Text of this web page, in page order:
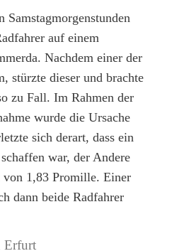
Samstagmorgenstunden
auf einem
Nachdem einer der
stürzte dieser und brachte
zu Fall. Im Rahmen der
wurde die Ursache
sich derart, dass ein
war, der Andere
von 1,83 Promille. Einer
dann beide Radfahrer
Erfurt